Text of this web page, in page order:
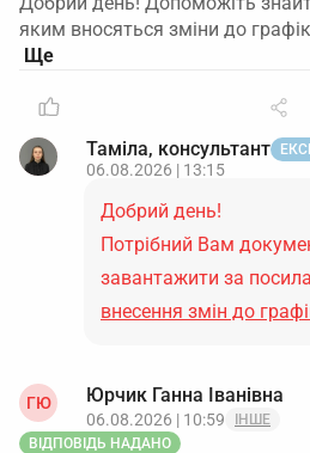
яким вносяться зміни до
Таміла, консультант
06.08.2026 | 13:15
Добрий день!
Потрібний Вам
завантажити за
внесення змін до
ГЮ Юрчик Ганна Іванівна
06.08.2026 | 10:59
ІНШЕ
ВІДПОВІДЬ НАДАНО